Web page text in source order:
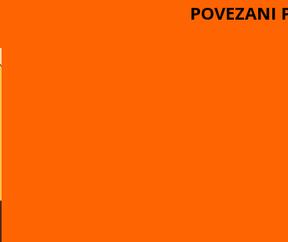
POVEZANI